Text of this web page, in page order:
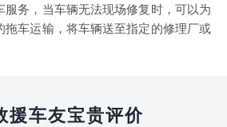
服务，当车辆无法现场修复时，可以为
拖车运输，将车辆送至指定的修理厂或
援车友宝贵评价